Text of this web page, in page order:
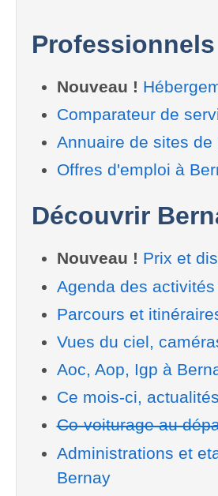
Nouveau !
Comparateur de
Annuaire de sites
Offres d'emploi à
Découvrir
Nouveau ! Prix et
Agenda des
Parcours et
Vues du ciel,
Aoc, Aop, Igp à
Ce mois-ci,
Co-voiturage au
Administrations et
Bernay